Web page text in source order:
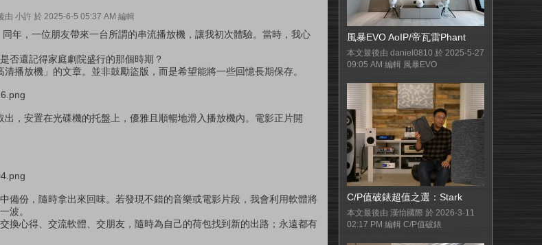
由 小許 於 2025-6-5 05:37 AM 編輯
年，一位朋友帶來一台所謂的串流播放機，讓我初次體驗。當時，我心
否還記得家庭劇院盛行的那個時期？
播放機」的文章。並非鼓勵盜版，而是希望能將一些回憶長期保存。
，安置在光碟機的托盤上，優雅且順暢地滑入播放機內。電影正片開
備份，隨時拿出來回味。若發現不錯的音樂或電影片段，我會利用軟體將
波。
換心得、交流軟體、交朋友，隨時為自己的荷包找到新的出路；永遠都有
風暴EVO AoIP/帝瓦雷Phant
本文最後由 daniel0810 於 2025-5-27
09:05 AM 編輯 風暴EVO
C/P值破錶超值之選：Stark
本文最後由 漢怡國際 於 2026-3-11
02:17 PM 編輯 C/P值破錶